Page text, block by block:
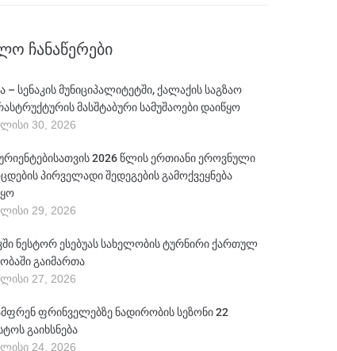
ᲩᲐᲜᲐᲬᲔᲠᲔᲑᲘ
– სენაკის მუნიციპალიტეტში, ქალაქის საგზაო
მასშტაბური სამუშაოები დაიწყო
30, 2026
2026 წლის ერთიანი ეროვნული
პირველადი შედეგების გამოქვეყნება
29, 2026
ნესტორ ესებუას სახელობის ტურნირი ქართულ
გაიმართა
27, 2026
ფრინველებზე ნადირობის სეზონი 22
გაიხსნება
24, 2026